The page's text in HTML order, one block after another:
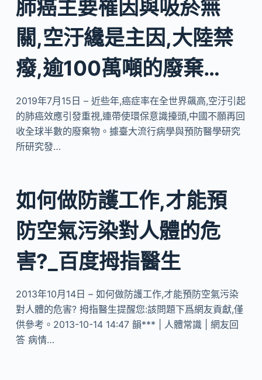
肺癌主要罹因與吸菸無
關,空汙纔是主因,大陸禁
癈,逾100萬噸的廢棄…
2019年7月15日 – 近些年,癌症率在全世界飆高,空汙引起
的肺癌效應引發重視,連帶使環保意識擡頭,中國不願再回
收全球半數的廢棄物。據臺大流行病學與預防醫學研究
所研究發…
如何做防護工作,才能預
防空氣污染對人體的危
害?_百度拇指醫生
2013年10月14日 – 如何做防護工作,才能預防空氣污染
對人體的危害? 拇指醫生提醒您:該問題下爲網友貢獻,僅
供參考。2013-10-14 14:47 韻*** | 人體常識 | 網友回
答 病情…